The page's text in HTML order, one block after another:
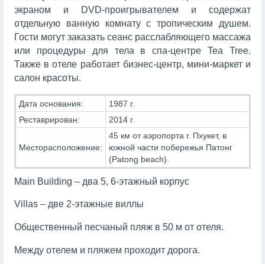
экраном и DVD-проигрывателем и содержат
отдельную ванную комнату с тропическим душем.
Гости могут заказать сеанс расслабляющего массажа
или процедуры для тела в спа-центре Tea Tree.
Также в отеле работает бизнес-центр, мини-маркет и
салон красоты.
Дата основания:
1987 г.
Реставрирован:
2014 г.
Месторасположение:
45 км от аэропорта г. Пхукет, в
южной части побережья Патонг
(Patong beach).
Main Building – два 5, 6-этажный корпус
Villas – две 2-этажные виллы
Общественный песчаный пляж в 50 м от отеля.
Между отелем и пляжем проходит дорога.